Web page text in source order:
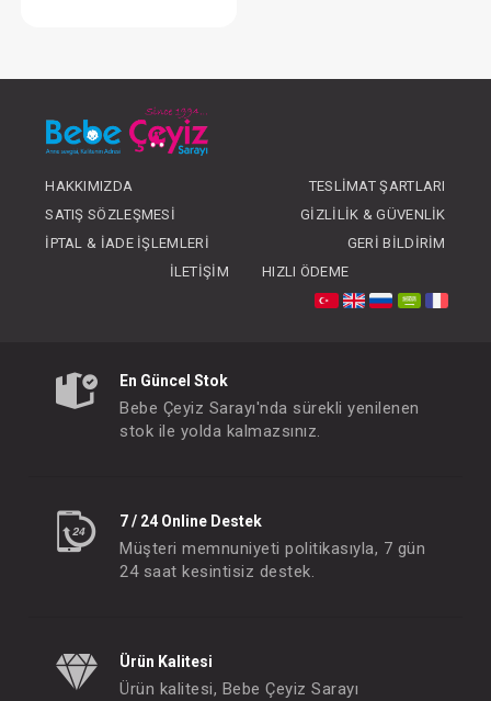
OLUNUZ
HAKKIMIZDA
TESLIMAT ŞARTLARI
SATIŞ SÖZLEŞMESI
GIZLILIK & GÜVENLIK
İPTAL & İADE İŞLEMLERI
GERI BILDIRIM
İLETIŞIM
HIZLI ÖDEME
En Güncel Stok
Bebe Çeyiz Sarayı'nda sürekli yenilenen
stok ile yolda kalmazsınız.
7 / 24 Online Destek
Müşteri memnuniyeti politikasıyla, 7 gün
24 saat kesintisiz destek.
Ürün Kalitesi
Ürün kalitesi, Bebe Çeyiz Sarayı